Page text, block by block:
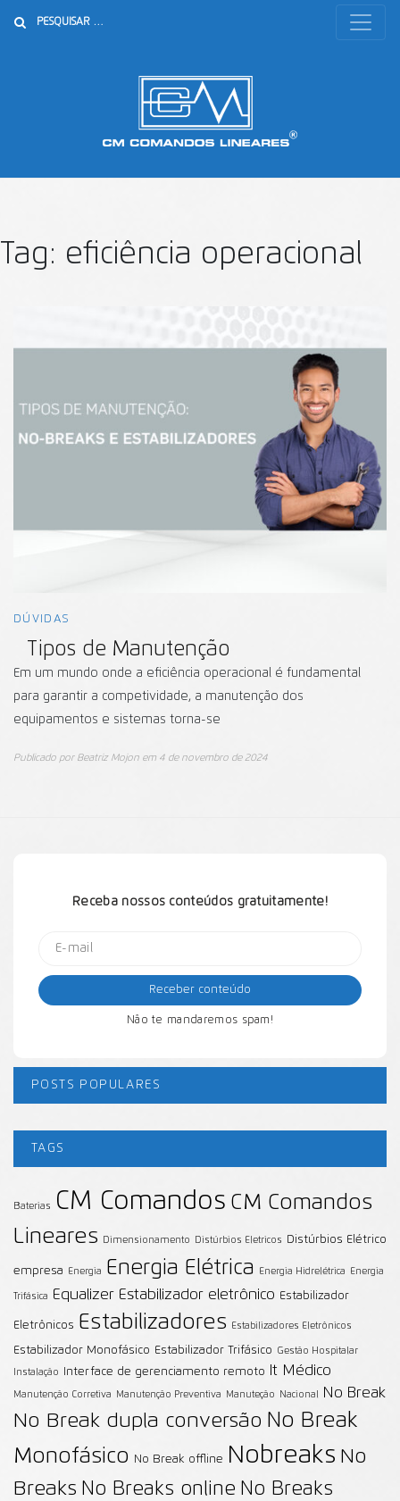
Tag: eficiência operacional
DÚVIDAS
Tipos de Manutenção
Em um mundo onde a eficiência operacional é fundamental
para garantir a competividade, a manutenção dos
equipamentos e sistemas torna-se
Publicado por Beatriz Mojon em 4 de novembro de 2024
Receba nossos conteúdos gratuitamente!
Não te mandaremos spam!
POSTS POPULARES
TAGS
Baterias CM Comandos CM Comandos
Lineares
Dimensionamento Distúrbios Eletricos Distúrbios Elétrico
empresa Energia Energia Elétrica Energia Hidrelétrica Energia
Trifásica Equalizer Estabilizador eletrônico Estabilizador
Eletrônicos Estabilizadores Estabilizadores Eletrônicos
Estabilizador Monofásico Estabilizador Trifásico Gestão Hospitalar
Instalação Interface de gerenciamento remoto It Médico
Manutenção Corretiva Manutenção Preventiva Manuteção Nacional No Break
No Break dupla conversão No Break
Monofásico
No Break offline Nobreaks No
Breaks No Breaks online No Breaks